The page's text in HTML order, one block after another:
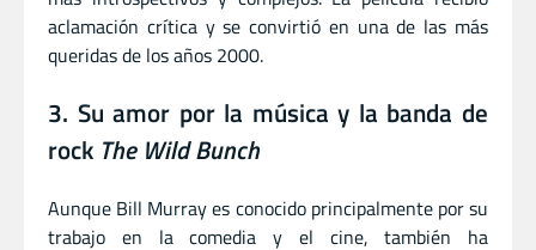
aclamación crítica y se convirtió en una de las más
queridas de los años 2000.
3. Su amor por la música y la banda de
rock The Wild Bunch
Aunque Bill Murray es conocido principalmente por su
trabajo en la comedia y el cine, también ha